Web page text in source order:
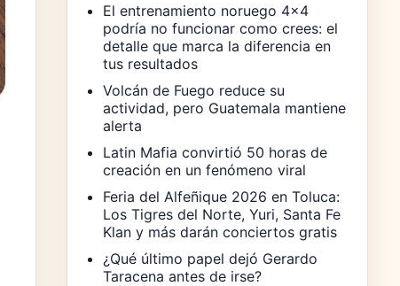
El entrenamiento noruego 4×4
podría no funcionar como crees: el
detalle que marca la diferencia en
tus resultados
Volcán de Fuego reduce su
actividad, pero Guatemala mantiene
alerta
Latin Mafia convirtió 50 horas de
creación en un fenómeno viral
Feria del Alfeñique 2026 en Toluca:
Los Tigres del Norte, Yuri, Santa Fe
Klan y más darán conciertos gratis
¿Qué último papel dejó Gerardo
Taracena antes de irse?